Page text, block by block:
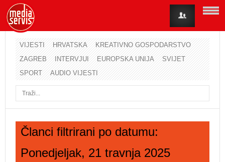
VIJESTI HRVATSKA
KREATIVNO GOSPODARSTVO
ZAGREB
INTERVJUI EUROPSKA UNIJA
SVIJET
SPORT
AUDIO VIJESTI
Članci filtrirani po datumu:
Ponedjeljak, 21 travnja 2025
Korisničko ime
Lozinka
Zaboravili ste lozinku? Zaboravili ste korisničko ime?